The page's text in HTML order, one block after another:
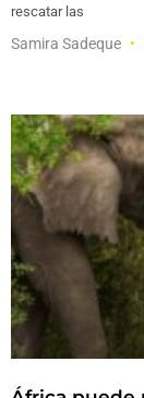
rescatar las
Samira Sadeque